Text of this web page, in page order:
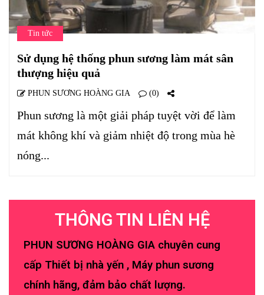
Tin tức
Sử dụng hệ thống phun sương làm mát sân
thượng hiệu quả
PHUN SƯƠNG HOÀNG GIA (0)
Phun sương là một giải pháp tuyệt vời để làm
mát không khí và giảm nhiệt độ trong mùa hè
nóng...
THÔNG TIN LIÊN HỆ
PHUN SƯƠNG HOÀNG GIA chuyên cung
cấp Thiết bị nhà yến , Máy phun sương
chính hãng, đảm bảo chất lượng.